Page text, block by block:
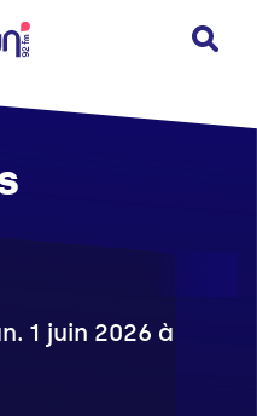
1 juin 2026 à